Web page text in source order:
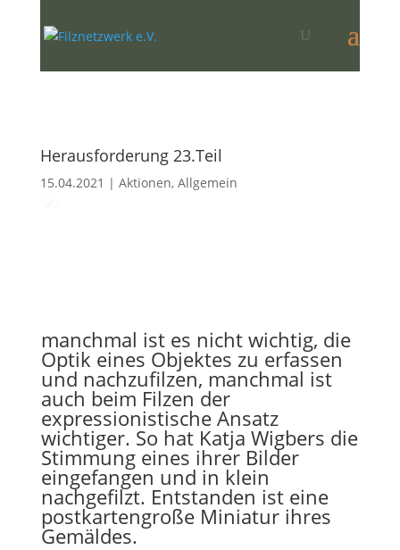
Herausforderung 23.Teil
15.04.2021 | Aktionen, Allgemein
manchmal ist es nicht wichtig, die
Optik eines Objektes zu erfassen
und nachzufilzen, manchmal ist
auch beim Filzen der
expressionistische Ansatz
wichtiger. So hat Katja Wigbers die
Stimmung eines ihrer Bilder
eingefangen und in klein
nachgefilzt. Entstanden ist eine
postkartengroße Miniatur ihres
Gemäldes.